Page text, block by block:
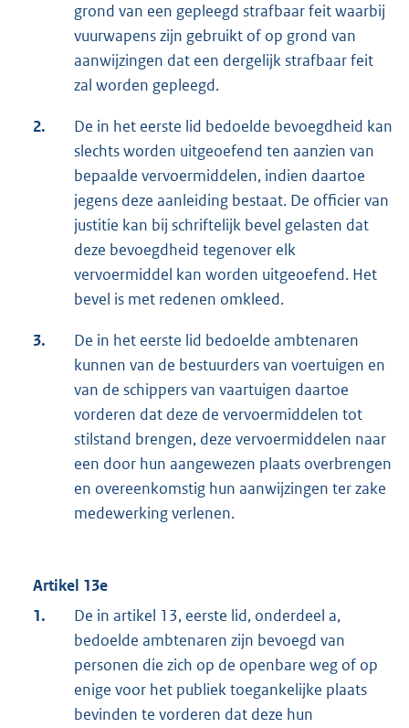
grond van een gepleegd strafbaar feit waarbij
vuurwapens zijn gebruikt of op grond van
aanwijzingen dat een dergelijk strafbaar feit
zal worden gepleegd.
2.
De in het eerste lid bedoelde bevoegdheid kan
slechts worden uitgeoefend ten aanzien van
bepaalde vervoermiddelen, indien daartoe
jegens deze aanleiding bestaat. De officier van
justitie kan bij schriftelijk bevel gelasten dat
deze bevoegdheid tegenover elk
vervoermiddel kan worden uitgeoefend. Het
bevel is met redenen omkleed.
3.
De in het eerste lid bedoelde ambtenaren
kunnen van de bestuurders van voertuigen en
van de schippers van vaartuigen daartoe
vorderen dat deze de vervoermiddelen tot
stilstand brengen, deze vervoermiddelen naar
een door hun aangewezen plaats overbrengen
en overeenkomstig hun aanwijzingen ter zake
medewerking verlenen.
Artikel 13e
1.
De in artikel 13, eerste lid, onderdeel a,
bedoelde ambtenaren zijn bevoegd van
personen die zich op de openbare weg of op
enige voor het publiek toegankelijke plaats
bevinden te vorderen dat deze hun